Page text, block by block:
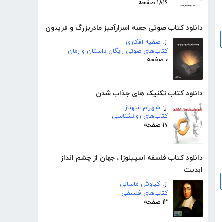
۱۸۱۶ صفحه
دانلود کتاب صوتی جعبه اسرارآمیز مادربزرگ و فریدون
از: صفیه افکاری
کتاب‌های صوتی رایگان داستان و رمان
۰ صفحه
دانلود کتاب تکنیک های جذاب شدن
از: شهرام شهناز
کتاب‌های روانشناسی
۱۷ صفحه
دانلود کتاب فلسفه اسپینوزا ، جهان از چشم انداز
ابدیت
از: کیاوش ماسالی
کتاب‌های فلسفی
۱۳ صفحه